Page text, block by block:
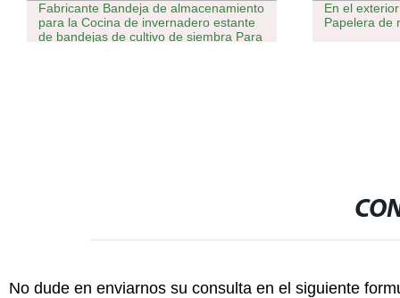
Fabricante Bandeja de almacenamiento
para la Cocina de invernadero estante
de bandejas de cultivo de siembra Para
En el
Papelera de
No dude en enviarnos su consulta en el siguiente